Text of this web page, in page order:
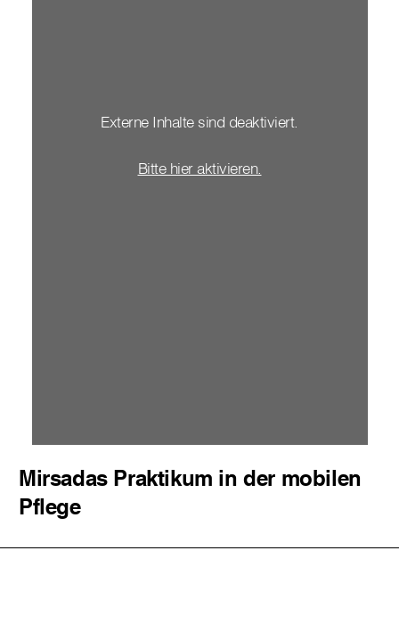
Externe Inhalte sind deaktiviert.
Bitte hier aktivieren.
Mirsadas Praktikum in der mobilen
Pflege